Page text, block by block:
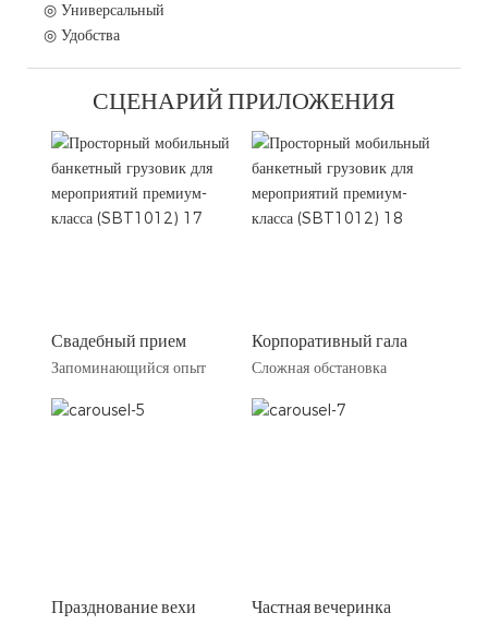
◎ Универсальный
◎ Удобства
СЦЕНАРИЙ ПРИЛОЖЕНИЯ
Свадебный прием
Запоминающийся опыт
Корпоративный гала
Сложная обстановка
Празднование вехи
Частная вечеринка